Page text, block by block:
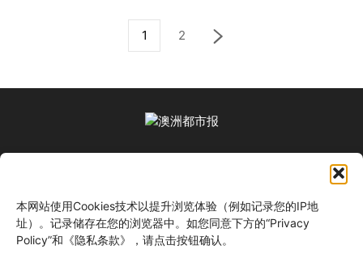
本网站使用Cookies技术以提升浏览体验（例如记录您的IP地
址）。记录储存在您的浏览器中。如您同意下方的“Privacy
Policy”和《隐私条款》，请点击按钮确认。
1 2
关注我们